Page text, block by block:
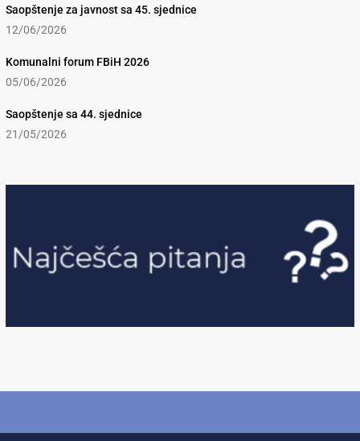
Saopštenje za javnost sa 45. sjednice
12/06/2026
Komunalni forum FBiH 2026
05/06/2026
Saopštenje sa 44. sjednice
21/05/2026